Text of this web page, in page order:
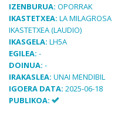
IZENBURUA: OPORRAK
IKASTETXEA: LA MILAGROSA
IKASTETXEA (LAUDIO)
IKASGELA: LH5A
EGILEA: -
DOINUA: -
IRAKASLEA: UNAI MENDIBIL
IGOERA DATA: 2025-06-18
PUBLIKOA: